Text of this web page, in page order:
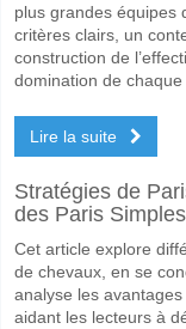
plus grandes équipes
critères clairs, un
construction de
domination de chaque
Lire la suite
Stratégies de
des Paris
Cet article explore
de chevaux, en se
analyse les
aidant les lecteurs à